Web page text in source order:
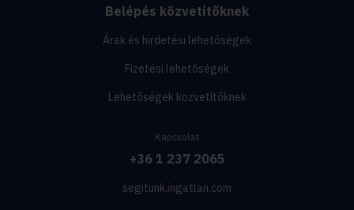
Belépés közvetítőknek
Árak és hirdetési lehetőségek
Fizetési lehetőségek
Lehetőségek közvetítőknek
Kapcsolat
+36 1 237 2065
segitunk.ingatlan.com